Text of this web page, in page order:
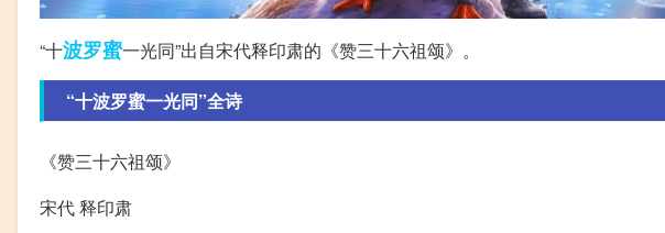
“十波罗蜜一光同”出自宋代释印肃的《赞三十六祖颂》。
“十波罗蜜一光同”全诗
《赞三十六祖颂》
宋代 释印肃